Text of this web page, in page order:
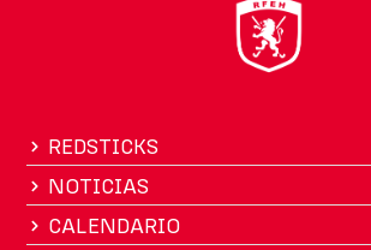
REDSTICKS
NOTICIAS
CALENDARIO